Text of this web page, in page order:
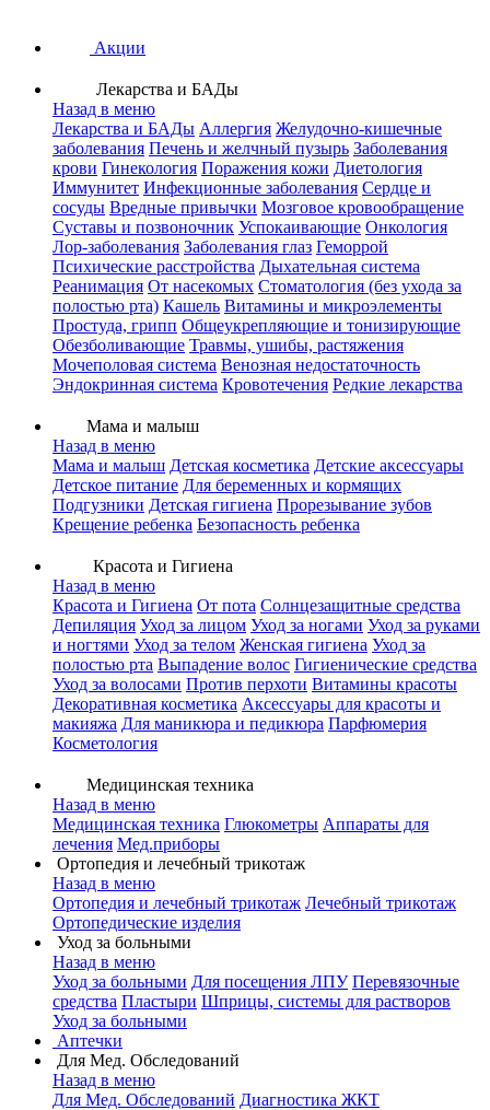
Акции
Лекарства и БАДы
Назад в меню
Лекарства и БАДы Аллергия Желудочно-кишечные
заболевания Печень и желчный пузырь Заболевания
крови Гинекология Поражения кожи Диетология
Иммунитет Инфекционные заболевания Сердце и
сосуды Вредные привычки Мозговое кровообращение
Суставы и позвоночник Успокаивающие Онкология
Лор-заболевания Заболевания глаз Геморрой
Психические расстройства Дыхательная система
Реанимация От насекомых Стоматология (без ухода за
полостью рта) Кашель Витамины и микроэлементы
Простуда, грипп Общеукрепляющие и тонизирующие
Обезболивающие Травмы, ушибы, растяжения
Мочеполовая система Венозная недостаточность
Эндокринная система Кровотечения Редкие лекарства
Мама и малыш
Назад в меню
Мама и малыш Детская косметика Детские аксессуары
Детское питание Для беременных и кормящих
Подгузники Детская гигиена Прорезывание зубов
Крещение ребенка Безопасность ребенка
Красота и Гигиена
Назад в меню
Красота и Гигиена От пота Солнцезащитные средства
Депиляция Уход за лицом Уход за ногами Уход за руками
и ногтями Уход за телом Женская гигиена Уход за
полостью рта Выпадение волос Гигиенические средства
Уход за волосами Против перхоти Витамины красоты
Декоративная косметика Аксессуары для красоты и
макияжа Для маникюра и педикюра Парфюмерия
Косметология
Медицинская техника
Назад в меню
Медицинская техника Глюкометры Аппараты для
лечения Мед.приборы
Ортопедия и лечебный трикотаж
Назад в меню
Ортопедия и лечебный трикотаж Лечебный трикотаж
Ортопедические изделия
Уход за больными
Назад в меню
Уход за больными Для посещения ЛПУ Перевязочные
средства Пластыри Шприцы, системы для растворов
Уход за больными
Аптечки
Для Мед. Обследований
Назад в меню
Для Мед. Обследований Диагностика ЖКТ